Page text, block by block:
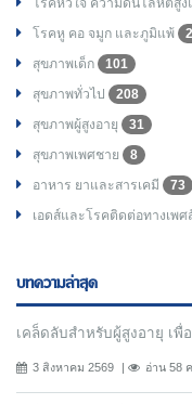
โรคหัวใจ ความดันโลหิตสูง
โรคหู คอ จมูก และภูมิแพ้
สุขภาพเด็ก
101
สุขภาพทั่วไป
208
สุขภาพผู้สูงอายุ
31
สุขภาพเพศชาย
8
อาหาร ยาและสารเคมี
73
เอดส์และโรคติดต่อทางเพ
บทความล่าสุด
เคล็ดลับสำหรับผู้สูงอายุ เ
3 สิงหาคม 2569 อ่าน 58